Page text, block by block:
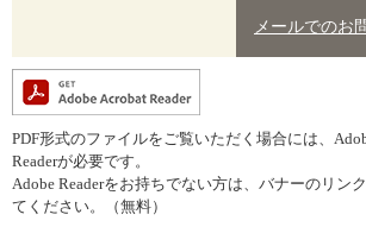
メールでのお
PDF形式のファイルをご覧いただく場合には、
Readerが必要です。
Adobe Readerをお持ちでない方は、バナーのリン
てください。（無料）